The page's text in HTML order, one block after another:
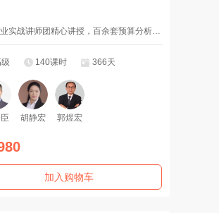
实战讲师团精心讲授，百余套预算分析决策管理工具模板
140课时 366天
胡静宏 郭煜宏
加入购物车